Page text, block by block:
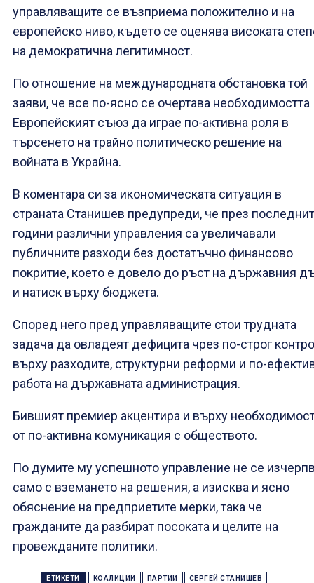
управляващите се възприема положително и на
европейско ниво, където се оценява високата
на демократична легитимност.
По отношение на международната обстановка той
заяви, че все по-ясно се очертава необходимостта
Европейският съюз да играе по-активна роля в
търсенето на трайно политическо решение на
войната в Украйна.
В коментара си за икономическата ситуация в
страната Станишев предупреди, че през
години различни управления са увеличавали
публичните разходи без достатъчно финансово
покритие, което е довело до ръст на държавния
и натиск върху бюджета.
Според него пред управляващите стои трудната
задача да овладеят дефицита чрез по-строг
върху разходите, структурни реформи и по-
работа на държавната администрация.
Бившият премиер акцентира и върху
от по-активна комуникация с обществото.
По думите му успешното управление не се
само с вземането на решения, а изисква и ясно
обяснение на предприетите мерки, така че
гражданите да разбират посоката и целите на
провежданите политики.
ЕТИКЕТИ КОАЛИЦИИ ПАРТИИ СЕРГЕЙ СТАНИШЕВ